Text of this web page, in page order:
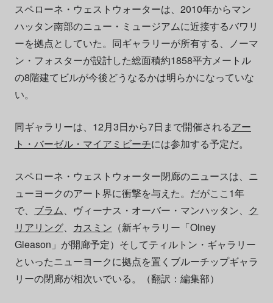
スペローネ・ウェストウォーターは、2010年からマン
ハッタン南部のニュー・ミュージアムに近接するバワリ
ーを拠点としていた。同ギャラリーが所有する、ノーマ
ン・フォスターが設計した総面積約1858平方メートル
の8階建てビルが今後どうなるかは明らかになっていな
い。
同ギャラリーは、12月3日から7日まで開催されるアー
ト・バーゼル・マイアミビーチには参加する予定だ。
スペローネ・ウェストウォーター閉廊のニュースは、ニ
ューヨークのアート界に衝撃を与えた。だがここ1年
で、 ブラム、ヴィーナス・オーバー・マンハッタン、 ク
リアリング、 カスミン （新ギャラリー「Olney
Gleason」が開廊予定）そしてティルトン・ギャラリー
といったニューヨークに拠点を置くブルーチップギャラ
リーの閉廊が相次いでいる。（翻訳：編集部）